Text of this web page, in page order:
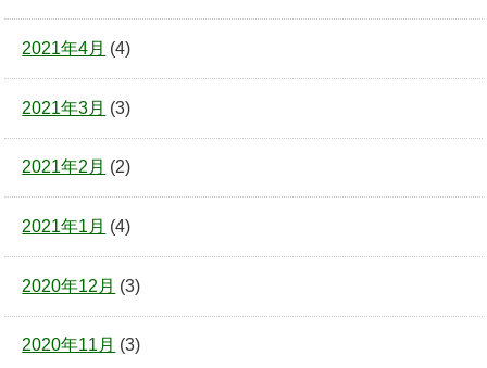
2021年4月 (4)
2021年3月 (3)
2021年2月 (2)
2021年1月 (4)
2020年12月 (3)
2020年11月 (3)